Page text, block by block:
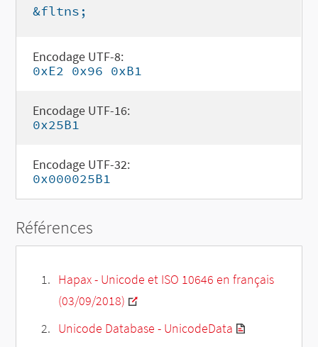
&fltns;
Encodage UTF-8:
0xE2 0x96 0xB1
Encodage UTF-16:
0x25B1
Encodage UTF-32:
0x000025B1
Références
Hapax - Unicode et ISO 10646 en français
(03/09/2018)
Unicode Database - UnicodeData